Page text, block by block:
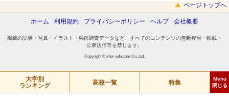
大学別
ランキング
高校一覧 特集 Menu
東大
京大
学力伸長度が高い学校
特集 難関大への合格率が高い学校
ページトップへ
ホーム 利用規約 プライバシーポリシー ヘルプ 会社概要
掲載の記事・写真・イラスト・独自調査データなど、すべてのコンテンツの無断複写・転載・
公衆送信等を禁じます。
Copyright © inter-edu.com Co.,Ltd.